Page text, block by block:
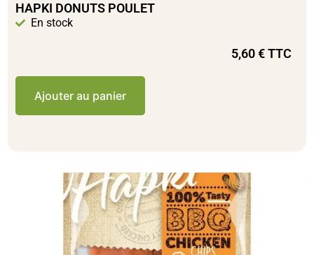
HAPKI DONUTS POULET
En stock
5,60€TTC
Ajouter au panier